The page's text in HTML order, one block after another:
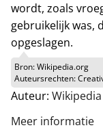
wordt, zoals
gebruikelijk was,
opgeslagen.
Bron:Wikipedia.org
Auteursrechten:
Auteur: Wikipedia
Meer informatie